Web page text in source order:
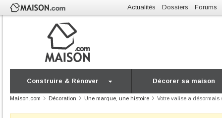
Actualités Dossiers Forums
Construire & Rénover Décorer sa maison
Maison.com Décoration Une marque, une histoire Votre valise a désormais